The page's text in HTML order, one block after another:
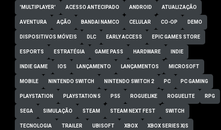
'MULTIPLAYER' ACESSO ANTECIPADO ANDROID ATUALIZAÇÃO
AVENTURA AÇÃO BANDAI NAMCO CELULAR CO-OP DEMO
DISPOSITIVOS MÓVEIS DLC EARLY ACCESS EPIC GAMES STORE
ESPORTS ESTRATÉGIA GAME PASS HARDWARE INDIE
INDIE GAME IOS LANÇAMENTO LANÇAMENTOS MICROSOFT
MOBILE NINTENDO SWITCH NINTENDO SWITCH 2 PC PC GAMING
PLAYSTATION PLAYSTATION 5 PS5 ROGUELIKE ROGUELITE RPG
SEGA SIMULAÇÃO STEAM STEAM NEXT FEST SWITCH
TECNOLOGIA TRAILER UBISOFT XBOX XBOX SERIES X|S